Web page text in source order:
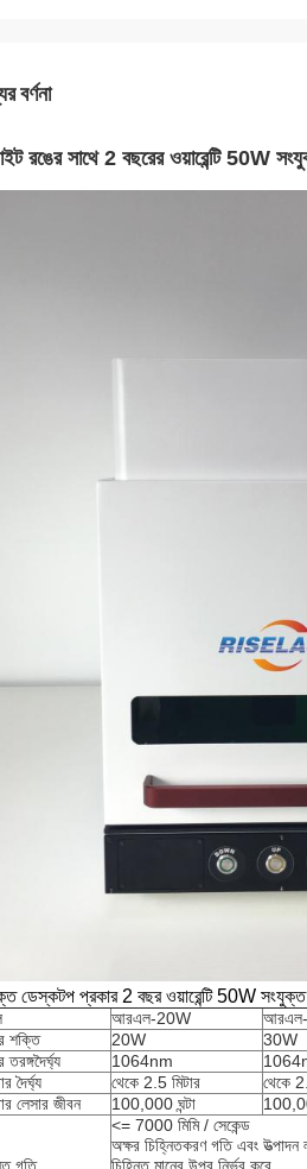
বর্ণনা
রঙের সাথে 2 বছরের ওয়ারেন্টি 50W
ডেস্কটপ প্রকার 2 বছর ওয়ারেন্টি 50W সংযুক্ত
আরএল-20W
শক্তি
20W 30W
তরঙ্গদৈর্ঘ্য
1064nm
দৈর্ঘ্য
থেকে 2.5 মিটার থেকে
লেসার জীবন
100,000 ঘন্টা
<= 7000 মিমি / সেকেন্ড
অক্ষর চিহ্নিতকরণ গতি এবং